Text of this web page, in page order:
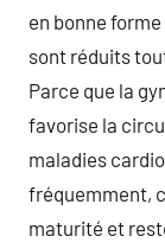
en bonne
sont réduits
Parce que la
favorise la
maladies
fréquemment,
maturité et